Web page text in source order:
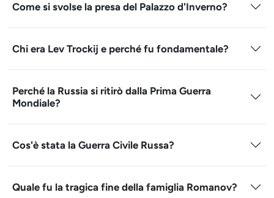
Come si svolse la presa del Palazzo d'Inverno?
Chi era Lev Trockij e perché fu fondamentale?
Perché la Russia si ritirò dalla Prima Guerra
Mondiale?
Cos'è stata la Guerra Civile Russa?
Quale fu la tragica fine della famiglia Romanov?